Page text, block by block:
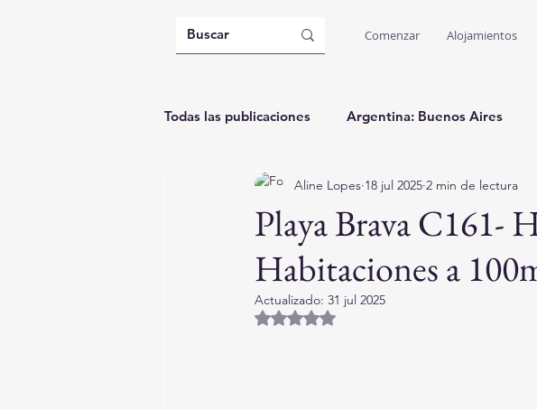
Comenzar Alojamientos
Todas las publicaciones Argentina: Buenos Aires
Brasil: Governador Celso Ramos Brasil:
Playa Brava C161-
Habitaciones a
Aline Lopes 18 jul 2025 2 min de lectura
Actualizado: 31 jul 2025
Obtuvo NaN de 5 estrellas.